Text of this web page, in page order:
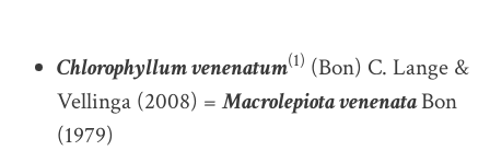
Chlorophyllum venenatum(1) (Bon) C. Lange &
Vellinga (2008) =Macrolepiota venenataBon
(1979)